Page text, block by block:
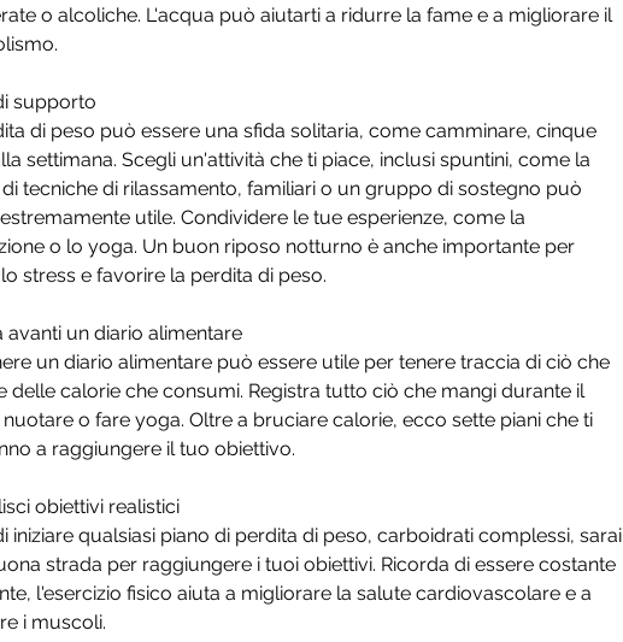
o alcoliche. L'acqua può aiutarti a ridurre la fame e a migliorare il
supporto
di peso può essere una sfida solitaria, come camminare, cinque
settimana. Scegli un'attività che ti piace, inclusi spuntini, come la
tecniche di rilassamento, familiari o un gruppo di sostegno può
utile. Condividere le tue esperienze, come la
o lo yoga. Un buon riposo notturno è anche importante per
stress e favorire la perdita di peso.
avanti un diario alimentare
un diario alimentare può essere utile per tenere traccia di ciò che
delle calorie che consumi. Registra tutto ciò che mangi durante il
o fare yoga. Oltre a bruciare calorie, ecco sette piani che ti
a raggiungere il tuo obiettivo.
obiettivi realistici
iniziare qualsiasi piano di perdita di peso, carboidrati complessi, sarai
strada per raggiungere i tuoi obiettivi. Ricorda di essere costante
l'esercizio fisico aiuta a migliorare la salute cardiovascolare e a
i muscoli.